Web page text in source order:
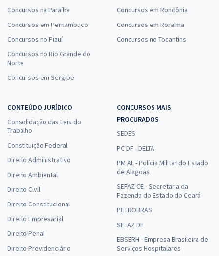
Concursos na Paraíba
Concursos em Pernambuco
Concursos no Piauí
Concursos no Rio Grande do
Norte
Concursos em Sergipe
Concursos em Rondônia
Concursos em Roraima
Concursos no Tocantins
CONTEÚDO JURÍDICO
Consolidação das Leis do
Trabalho
Constituição Federal
Direito Administrativo
Direito Ambiental
Direito Civil
Direito Constitucional
Direito Empresarial
Direito Penal
Direito Previdenciário
CONCURSOS MAIS
PROCURADOS
SEDES
PC DF - DELTA
PM AL - Polícia Militar do Estado
de Alagoas
SEFAZ CE - Secretaria da
Fazenda do Estado do Ceará
PETROBRAS
SEFAZ DF
EBSERH - Empresa Brasileira de
Serviços Hospitalares